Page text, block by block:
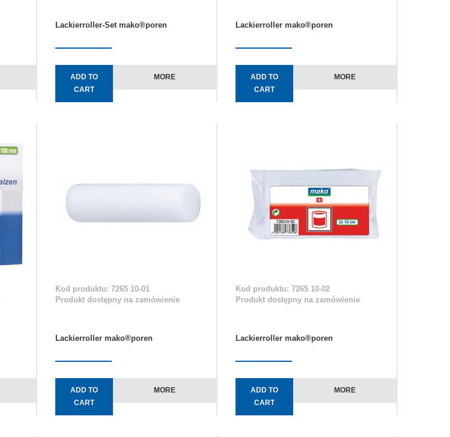
Lackierroller-Set mako®poren
ADD TO
CART
MORE
Lackierroller mako®poren
ADD TO
CART
MORE
Kod produktu: 7265 10-01
Produkt dostępny na zamówienie
Lackierroller mako®poren
ADD TO
CART
MORE
Kod produktu: 7265 10-02
Produkt dostępny na zamówienie
Lackierroller mako®poren
ADD TO
CART
MORE